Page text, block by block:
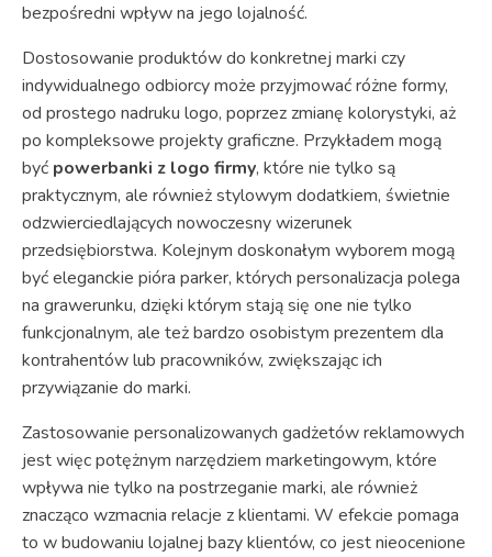
bezpośredni wpływ na jego lojalność.
Dostosowanie produktów do konkretnej marki czy
indywidualnego odbiorcy może przyjmować różne formy,
od prostego nadruku logo, poprzez zmianę kolorystyki, aż
po kompleksowe projekty graficzne. Przykładem mogą
być powerbanki z logo firmy, które nie tylko są
praktycznym, ale również stylowym dodatkiem, świetnie
odzwierciedlających nowoczesny wizerunek
przedsiębiorstwa. Kolejnym doskonałym wyborem mogą
być eleganckie pióra parker, których personalizacja polega
na grawerunku, dzięki którym stają się one nie tylko
funkcjonalnym, ale też bardzo osobistym prezentem dla
kontrahentów lub pracowników, zwiększając ich
przywiązanie do marki.
Zastosowanie personalizowanych gadżetów reklamowych
jest więc potężnym narzędziem marketingowym, które
wpływa nie tylko na postrzeganie marki, ale również
znacząco wzmacnia relacje z klientami. W efekcie pomaga
to w budowaniu lojalnej bazy klientów, co jest nieocenione